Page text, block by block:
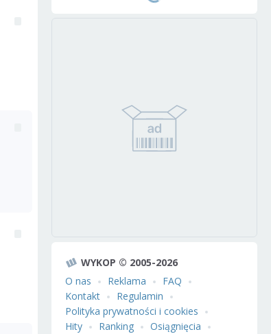
WYKOP © 2005-2026
O nas
Reklama
FAQ
Kontakt
Regulamin
Polityka prywatności i cookies
Hity
Ranking
Osiągnięcia